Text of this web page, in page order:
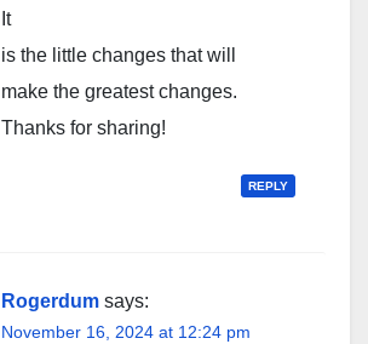
It
is the little changes that will
make the greatest changes.
Thanks for sharing!
REPLY
Rogerdum says:
November 16, 2024 at 12:24 pm